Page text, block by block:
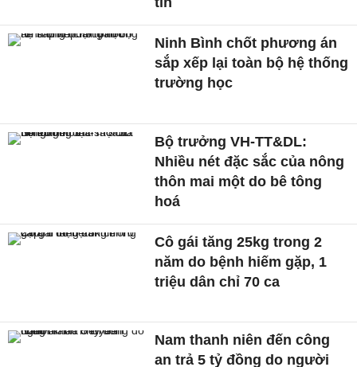
Ninh Bình chốt phương án
sắp xếp lại toàn bộ hệ thống
trường học
Bộ trưởng VH-TT&DL:
Nhiều nét đặc sắc của nông
thôn mai một do bê tông
hoá
Cô gái tăng 25kg trong 2
năm do bệnh hiếm gặp, 1
triệu dân chỉ 70 ca
Nam thanh niên đến công
an trả 5 tỷ đồng do người